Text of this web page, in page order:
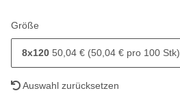
Größe
8x120 50,04 € (50,04 € pro 100 Stk)
Auswahl zurücksetzen